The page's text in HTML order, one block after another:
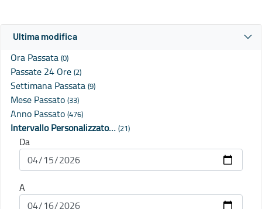
Ultima modifica
Ora Passata (0)
Passate 24 Ore (2)
Settimana Passata (9)
Mese Passato (33)
Anno Passato (476)
Intervallo Personalizzato… (21)
Da
A